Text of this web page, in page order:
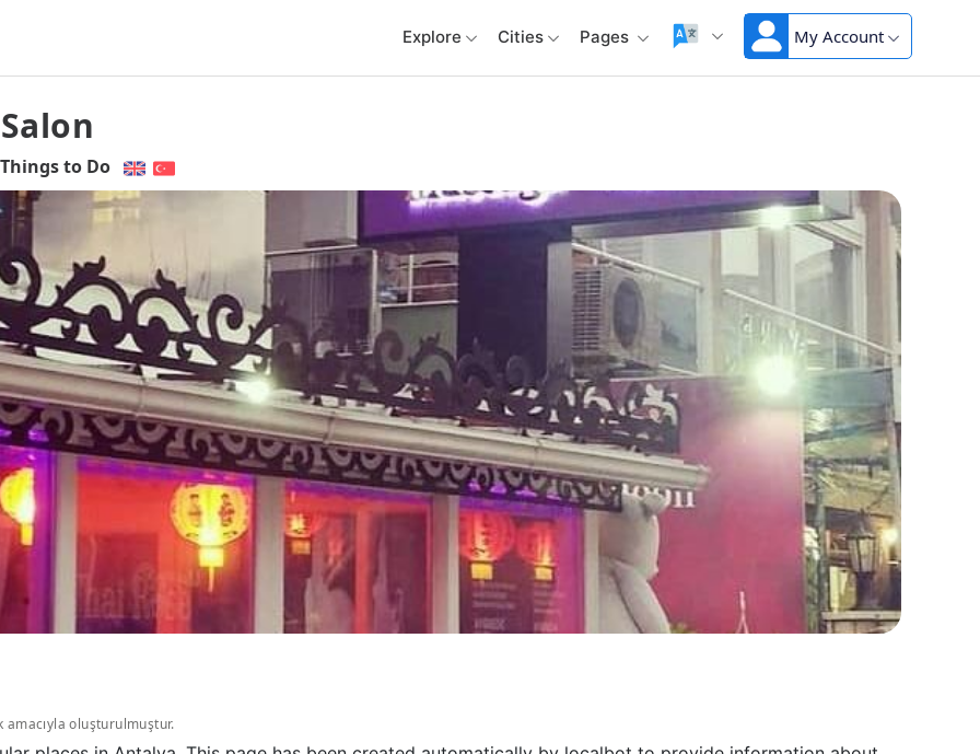
Explore Cities Pages My Account
Things to Do
oluşturulmuştur.